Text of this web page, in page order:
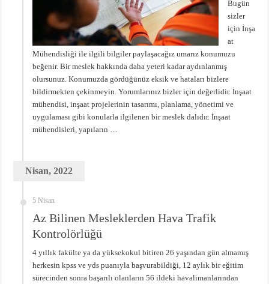
Bugün
sizler
için İnşa
at
Mühendisliği ile ilgili bilgiler paylaşacağız umarız konumuzu
beğenir. Bir meslek hakkında daha yeteri kadar aydınlanmış
olursunuz. Konumuzda gördüğünüz eksik ve hataları bizlere
bildirmekten çekinmeyin. Yorumlarınız bizler için değerlidir. İnşaat
mühendisi, inşaat projelerinin tasarımı, planlama, yönetimi ve
uygulaması gibi konularla ilgilenen bir meslek dalıdır. İnşaat
mühendisleri, yapıların …
Nisan, 2022
5 Nisan
Az Bilinen Mesleklerden Hava Trafik
Kontrolörlüğü
4 yıllık fakülte ya da yüksekokul bitiren 26 yaşından gün almamış
herkesin kpss ve yds puanıyla başvurabildiği, 12 aylık bir eğitim
sürecinden sonra başarılı olanların 56 ildeki havalimanlarından